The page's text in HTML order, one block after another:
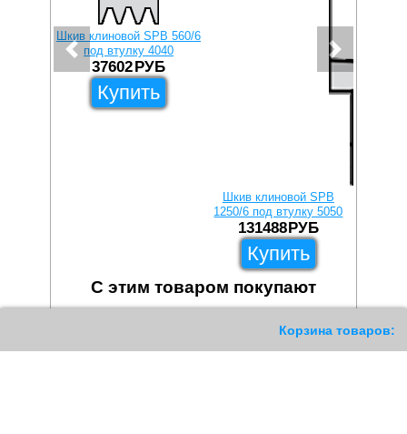
Корзина товаров:
Шкив клиновой SPB 560/6
под втулку 4040
37602 РУБ
Купить
Шкив клиновой SPB
1250/6 под втулку 5050
131488 РУБ
Купить
С этим товаром покупают
522